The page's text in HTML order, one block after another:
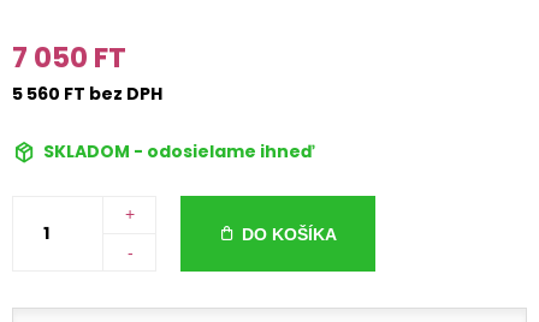
7 050 FT
5 560 FT bez DPH
SKLADOM - odosielame ihneď
+
-
DO KOŠÍKA